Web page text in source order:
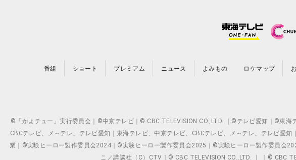
番組 ショート プレミアム ニュース よみもの ロケマップ
©「かよチュー」実行委員会｜©中京テレビ｜© CBC TELEVISION CO.,LTD. ｜©テレビ愛知｜©東
CBCテレビ、メ～テレ、テレビ愛知｜東海テレビ、中京テレビ、CBCテレビ、メ～テレ、テレビ
業｜©実験ヒーロー製作委員会2024｜©実験ヒーロー製作委員会2025｜©実験ヒーロー製作委員会
こ／講談社（C）CTV｜© CBC TELEVISION CO.,LTD. ｜ ｜© CBC